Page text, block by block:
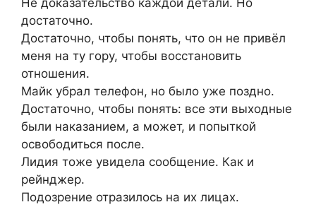
Не доказательство каждой детали. Но
достаточно.
Достаточно, чтобы понять, что он не привёл
меня на ту гору, чтобы восстановить
отношения.
Майк убрал телефон, но было уже поздно.
Достаточно, чтобы понять: все эти выходные
были наказанием, а может, и попыткой
освободиться после.
Лидия тоже увидела сообщение. Как и
рейнджер.
Подозрение отразилось на их лицах.